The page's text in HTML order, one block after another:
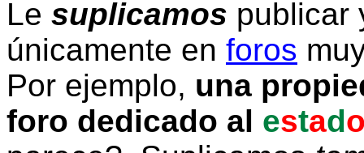
Le suplicamos publicar
únicamente en foros
Por ejemplo, una
foro dedicado al estad